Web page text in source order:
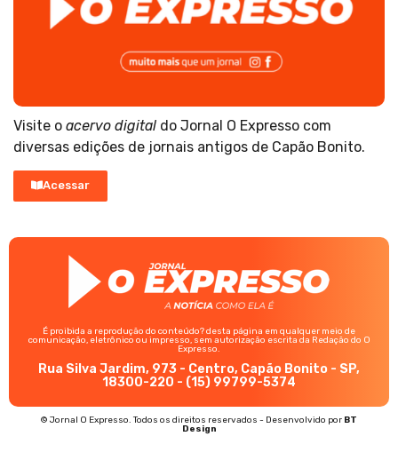
Visite o acervo digital do Jornal O Expresso com
diversas edições de jornais antigos de Capão Bonito.
Acessar
É proibida a reprodução do conteúdo? desta página em qualquer meio de
comunicação, eletrônico ou impresso, sem autorização escrita da Redação do O
Expresso.
Rua Silva Jardim, 973 - Centro, Capão Bonito - SP,
18300-220 - (15) 99799-5374
© Jornal O Expresso. Todos os direitos reservados - Desenvolvido por BT
Design